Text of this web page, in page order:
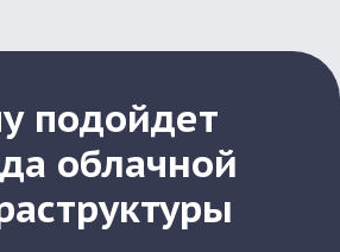
подойдет
облачной